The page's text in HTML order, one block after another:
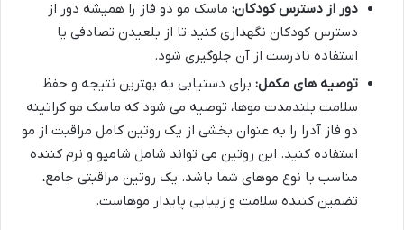
دور از دسترس کودکان: ماسک مو دو فاز را همیشه دور از
دسترس کودکان نگهداری کنید تا از بلعیدن تصادفی یا
استفاده نادرست از آن جلوگیری شود.
توصیه های مکمل: برای دستیابی به بهترین نتیجه و حفظ
سلامت بلندمدت موها، توصیه می شود که ماسک مو کراتینه
دو فاز آدرا را به عنوان بخشی از یک روتین کامل مراقبت از مو
استفاده کنید. این روتین می تواند شامل شامپو و نرم کننده
مناسب با نوع موهای شما باشد. یک روتین مراقبتی جامع،
تضمین کننده سلامت و زیبایی پایدار موهاست.